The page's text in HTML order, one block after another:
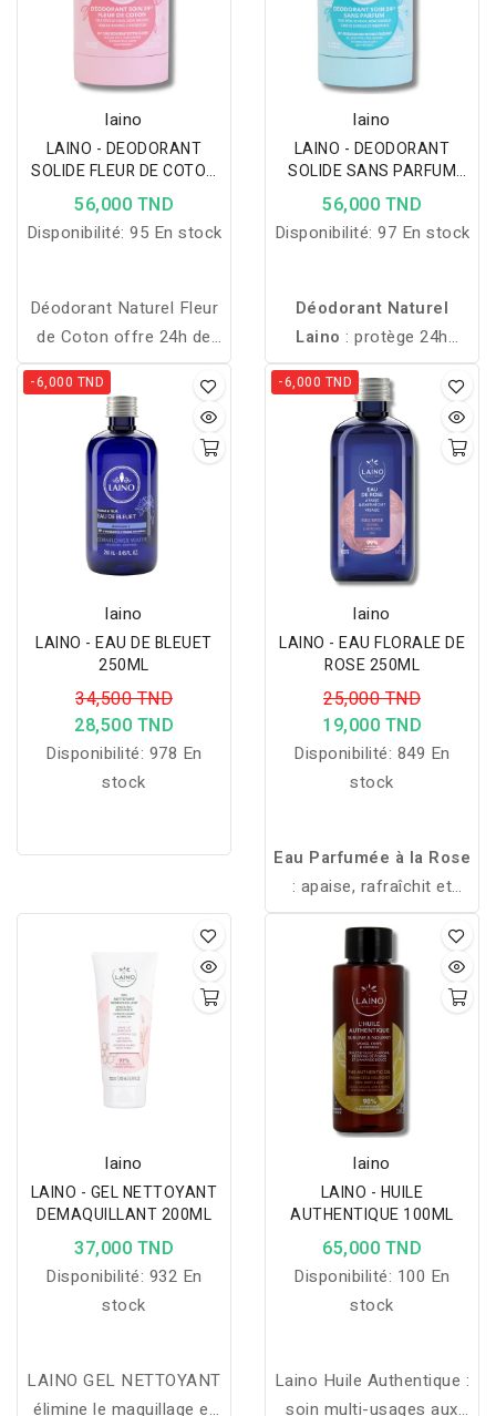
la peau.
laino
LAINO - DEODORANT
SOLIDE FLEUR DE COTON
60GR
56,000 TND
Disponibilité: 95 En stock
Déodorant Naturel Fleur
de Coton offre 24h de
protection, neutralise les
odeurs, régule la
transpiration et hydrate
les peaux sensibles.
laino
LAINO - DEODORANT
SOLIDE SANS PARFUM
60GR
56,000 TND
Disponibilité: 97 En stock
Déodorant Naturel
Laino : protège 24h
contre les odeurs,
hydrate et adoucit la
peau, sans traces
blanches, avec des
ingrédients 100%
naturels.
-6,000 TND
laino
LAINO - EAU DE BLEUET
250ML
34,500 TND
28,500 TND
Disponibilité: 978 En
stock
-6,000 TND
laino
LAINO - EAU FLORALE DE
ROSE 250ML
25,000 TND
19,000 TND
Disponibilité: 849 En
stock
Eau Parfumée à la Rose
: apaise, rafraîchit et
illumine la peau tout en
éliminant les impuretés et
en réveillant l’éclat du
teint.
laino
LAINO - GEL NETTOYANT
DEMAQUILLANT 200ML
37,000 TND
Disponibilité: 932 En
stock
LAINO GEL NETTOYANT
élimine le maquillage et
laino
LAINO - HUILE
AUTHENTIQUE 100ML
65,000 TND
Disponibilité: 100 En
stock
Laino Huile Authentique :
soin multi-usages aux